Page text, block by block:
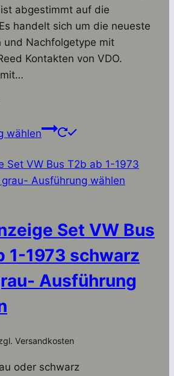
abgestimmt auf die
handelt sich um die neueste
und Nachfolgetype mit
Kontakten von VDO.
wählen
Dieses
weist
mehrere
Die
Optionen
können
auf
der
Set VW Bus
1-1973 schwarz
Ausführung
Versandkosten
oder schwarz